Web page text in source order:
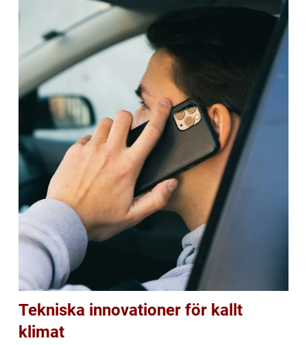
Tekniska innovationer för kallt
klimat